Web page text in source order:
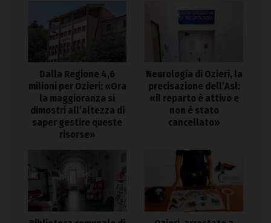
Dalla Regione 4,6
milioni per Ozieri: «Ora
la maggioranza si
dimostri all’altezza di
saper gestire queste
risorse»
Neurologia di Ozieri, la
precisazione dell’Asl:
«il reparto è attivo e
non è stato
cancellato»